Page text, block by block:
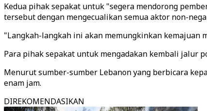
Kedua pihak sepakat untuk "segera mendorong
tersebut dengan mengecualikan semua aktor non-
"Langkah-langkah ini akan memungkinkan kemajuan
Para pihak sepakat untuk mengadakan kembali jalur
Menurut sumber-sumber Lebanon yang berbicara
enam jam.
DIREKOMENDASIKAN